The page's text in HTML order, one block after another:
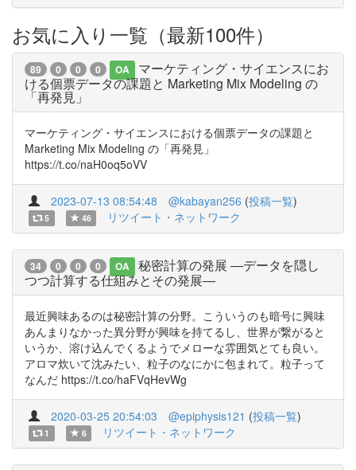
お気に入り一覧（最新100件）
89 0 0 0 OA
マーケティング・サイエンスにお
ける個票データの課題と Marketing Mix Modeling の
「再発見」
マーケティング・サイエンスにおける個票データの課題と
Marketing Mix Modeling の「再発見」
https://t.co/naH0oq5oVV
2023-07-13 08:54:48 @kabayan256 (投稿一覧)
5 46 リツイート・ネットワーク
34 0 0 0 OA
秘密計算の発展 ―データを隠し
つつ計算する仕組みとその発展―
最近興味あるのは秘密計算の分野。こういうのも暗号に興味
あんまりなかった異分野が興味を持てるし、世界が繋がると
いうか、溶け込んでくるようでメローな雰囲気とても良い。
アロマ炊いて沈みたい、粒子のなにかに包まれて。粒子って
なんだ https://t.co/haFVqHevWg
2020-03-25 20:54:03 @epiphysis121 (投稿一覧)
1 6 リツイート・ネットワーク